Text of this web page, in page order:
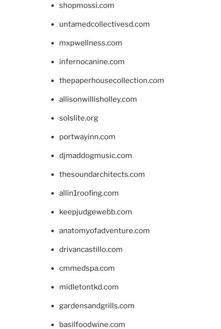
shopmossi.com
untamedcollectivesd.com
mxpwellness.com
infernocanine.com
thepaperhousecollection.com
allisonwillisholley.com
solslite.org
portwayinn.com
djmaddogmusic.com
thesoundarchitects.com
allin1roofing.com
keepjudgewebb.com
anatomyofadventure.com
drivancastillo.com
cmmedspa.com
midletontkd.com
gardensandgrills.com
basilfoodwine.com